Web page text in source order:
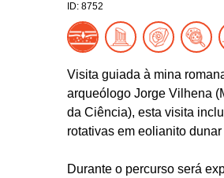
ID: 8752
Visita guiada à mina
arqueólogo Jorge Vilhena
da Ciência), esta visita
rotativas em eolianito
Durante o percurso será